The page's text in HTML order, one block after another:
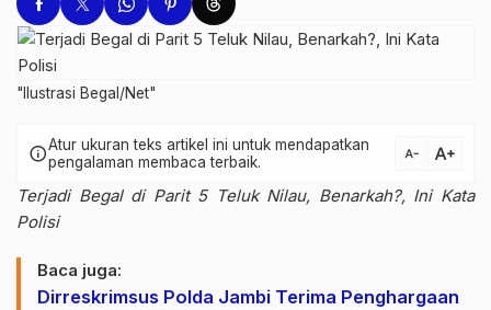
"Ilustrasi Begal/Net"
infoAtur ukuran teks artikel ini untuk mendapatkan
pengalaman membaca terbaik.
text_decrease text_increase
Terjadi Begal di Parit 5 Teluk Nilau, Benarkah?, Ini Kata
Polisi
Baca juga:
Dirreskrimsus Polda Jambi Terima Penghargaan